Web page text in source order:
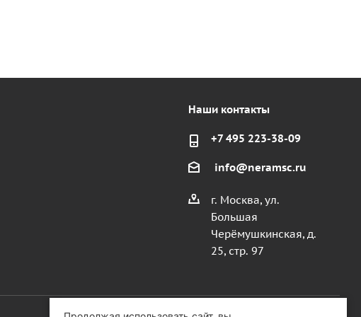
Наши контакты
+7 495 223-38-09
info@neramsc.ru
г. Москва, ул.
Большая
Черёмушкинская, д.
25, стр. 97